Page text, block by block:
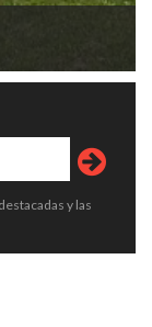
y las